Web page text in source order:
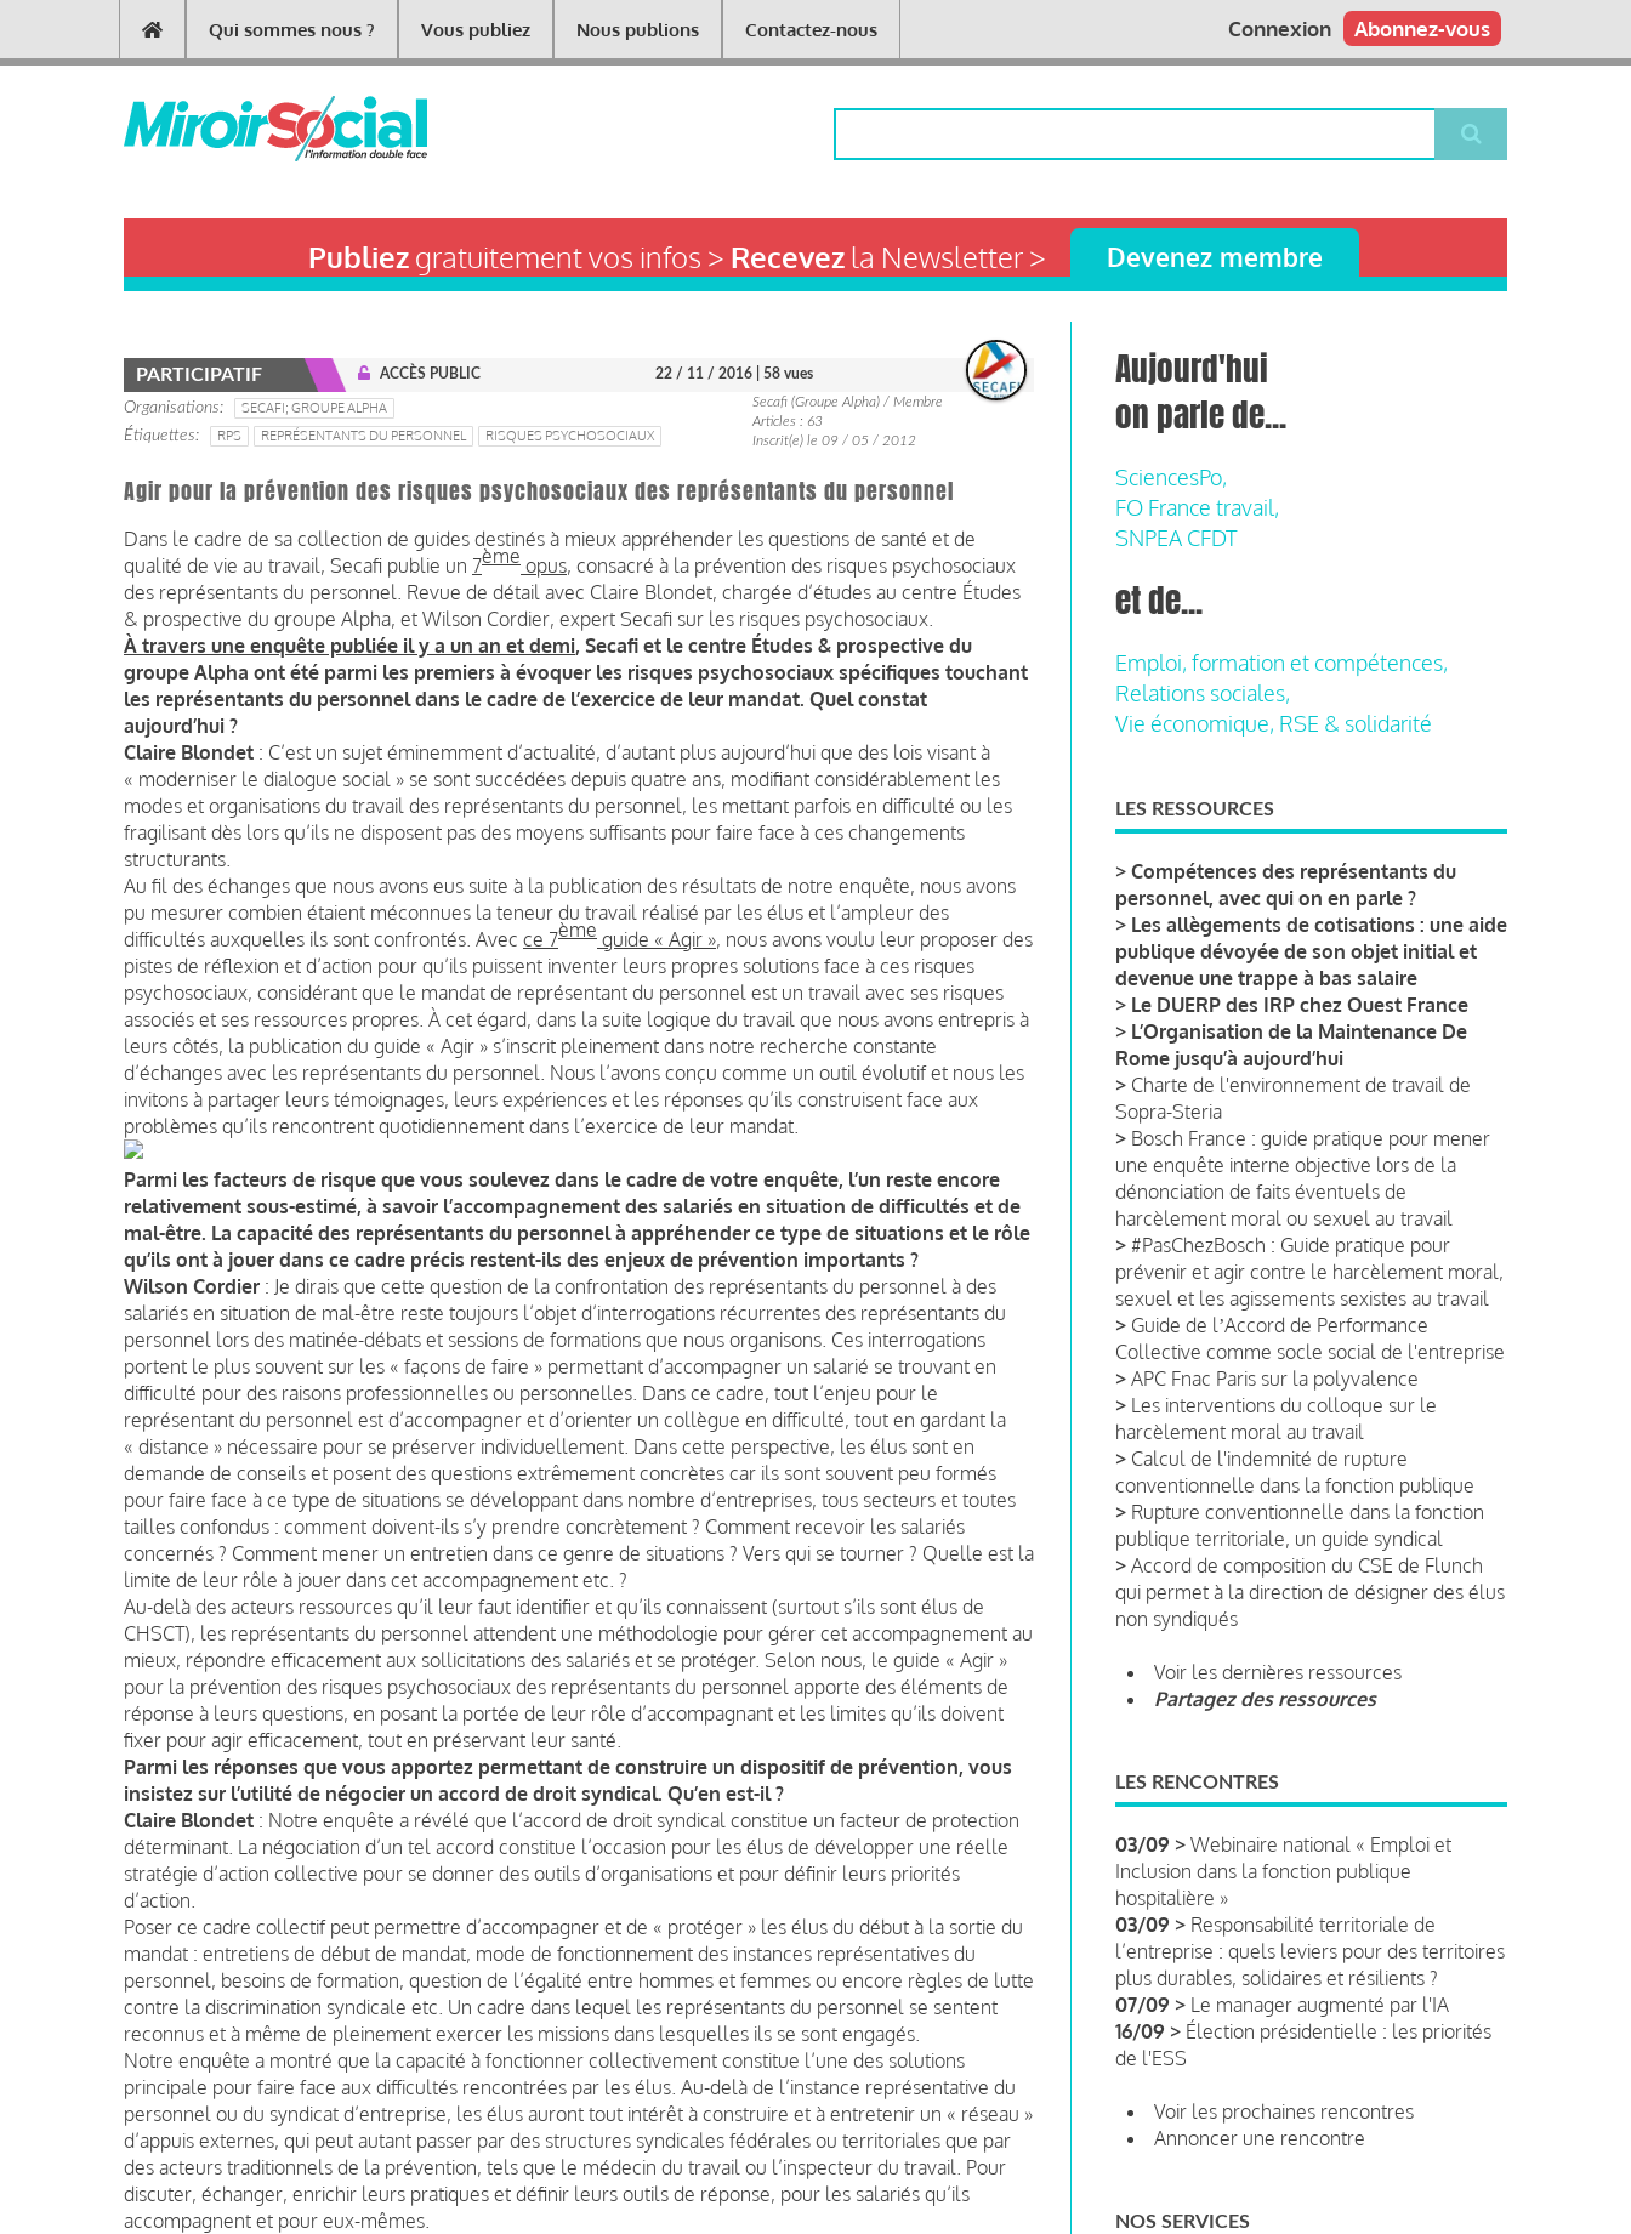
contenu
Main
navigation
Qui sommes nous ? Vous publiez Nous publions Contactez-nous Abonnez-vous
Connexion
Publiezgratuitement vos infos > Recevezla Newsletter > Devenez membre
PARTICIPATIF ACCÈS PUBLIC 22 / 11 / 2016 | 58 vues
Organisations
SECAFI; GROUPE ALPHA
Étiquettes
RPS REPRÉSENTANTS DU PERSONNEL RISQUES PSYCHOSOCIAUX
Secafi (Groupe Alpha) / Membre
Articles : 63
Inscrit(e) le 09 / 05 / 2012
Agir pour la prévention des risques psychosociaux des représentants du personnel
Dans le cadre de sa collection de guides destinés à mieux appréhender les questions de santé et de
qualité de vie au travail, Secafi publie un 7ème opus, consacré à la prévention des risques psychosociaux
des représentants du personnel. Revue de détail avec Claire Blondet, chargée d’études au centre Études
& prospective du groupe Alpha, et Wilson Cordier, expert Secafi sur les risques psychosociaux.
À travers une enquête publiée il y a un an et demi, Secafi et le centre Études & prospective du
groupe Alpha ont été parmi les premiers à évoquer les risques psychosociaux spécifiques touchant
les représentants du personnel dans le cadre de l’exercice de leur mandat. Quel constat
aujourd’hui ?
Claire Blondet : C’est un sujet éminemment d’actualité, d’autant plus aujourd’hui que des lois visant à
« moderniser le dialogue social » se sont succédées depuis quatre ans, modifiant considérablement les
modes et organisations du travail des représentants du personnel, les mettant parfois en difficulté ou les
fragilisant dès lors qu’ils ne disposent pas des moyens suffisants pour faire face à ces changements
structurants.
Au fil des échanges que nous avons eus suite à la publication des résultats de notre enquête, nous avons
pu mesurer combien étaient méconnues la teneur du travail réalisé par les élus et l’ampleur des
difficultés auxquelles ils sont confrontés. Avec ce 7ème guide « Agir », nous avons voulu leur proposer des
pistes de réflexion et d’action pour qu’ils puissent inventer leurs propres solutions face à ces risques
psychosociaux, considérant que le mandat de représentant du personnel est un travail avec ses risques
associés et ses ressources propres. À cet égard, dans la suite logique du travail que nous avons entrepris à
leurs côtés, la publication du guide « Agir » s’inscrit pleinement dans notre recherche constante
d’échanges avec les représentants du personnel. Nous l’avons conçu comme un outil évolutif et nous les
invitons à partager leurs témoignages, leurs expériences et les réponses qu’ils construisent face aux
problèmes qu’ils rencontrent quotidiennement dans l’exercice de leur mandat.
Parmi les facteurs de risque que vous soulevez dans le cadre de votre enquête, l’un reste encore
relativement sous-estimé, à savoir l’accompagnement des salariés en situation de difficultés et de
mal-être. La capacité des représentants du personnel à appréhender ce type de situations et le rôle
qu’ils ont à jouer dans ce cadre précis restent-ils des enjeux de prévention importants ?
Wilson Cordier : Je dirais que cette question de la confrontation des représentants du personnel à des
salariés en situation de mal-être reste toujours l’objet d’interrogations récurrentes des représentants du
personnel lors des matinée-débats et sessions de formations que nous organisons. Ces interrogations
portent le plus souvent sur les « façons de faire » permettant d’accompagner un salarié se trouvant en
difficulté pour des raisons professionnelles ou personnelles. Dans ce cadre, tout l’enjeu pour le
représentant du personnel est d’accompagner et d’orienter un collègue en difficulté, tout en gardant la
« distance » nécessaire pour se préserver individuellement. Dans cette perspective, les élus sont en
demande de conseils et posent des questions extrêmement concrètes car ils sont souvent peu formés
pour faire face à ce type de situations se développant dans nombre d’entreprises, tous secteurs et toutes
tailles confondus : comment doivent-ils s’y prendre concrètement ? Comment recevoir les salariés
concernés ? Comment mener un entretien dans ce genre de situations ? Vers qui se tourner ? Quelle est la
limite de leur rôle à jouer dans cet accompagnement etc. ?
Au-delà des acteurs ressources qu’il leur faut identifier et qu’ils connaissent (surtout s’ils sont élus de
CHSCT), les représentants du personnel attendent une méthodologie pour gérer cet accompagnement au
mieux, répondre efficacement aux sollicitations des salariés et se protéger. Selon nous, le guide « Agir »
pour la prévention des risques psychosociaux des représentants du personnel apporte des éléments de
réponse à leurs questions, en posant la portée de leur rôle d’accompagnant et les limites qu’ils doivent
fixer pour agir efficacement, tout en préservant leur santé.
Parmi les réponses que vous apportez permettant de construire un dispositif de prévention, vous
insistez sur l’utilité de négocier un accord de droit syndical. Qu’en est-il ?
Claire Blondet : Notre enquête a révélé que l’accord de droit syndical constitue un facteur de protection
déterminant. La négociation d’un tel accord constitue l’occasion pour les élus de développer une réelle
stratégie d’action collective pour se donner des outils d’organisations et pour définir leurs priorités
d’action.
Poser ce cadre collectif peut permettre d’accompagner et de « protéger » les élus du début à la sortie du
mandat : entretiens de début de mandat, mode de fonctionnement des instances représentatives du
personnel, besoins de formation, question de l’égalité entre hommes et femmes ou encore règles de lutte
contre la discrimination syndicale etc. Un cadre dans lequel les représentants du personnel se sentent
reconnus et à même de pleinement exercer les missions dans lesquelles ils se sont engagés.
Notre enquête a montré que la capacité à fonctionner collectivement constitue l’une des solutions
principale pour faire face aux difficultés rencontrées par les élus. Au-delà de l’instance représentative du
personnel ou du syndicat d’entreprise, les élus auront tout intérêt à construire et à entretenir un « réseau »
d’appuis externes, qui peut autant passer par des structures syndicales fédérales ou territoriales que par
des acteurs traditionnels de la prévention, tels que le médecin du travail ou l’inspecteur du travail. Pour
discuter, échanger, enrichir leurs pratiques et définir leurs outils de réponse, pour les salariés qu’ils
accompagnent et pour eux-mêmes.
Aujourd'hui
on parle de...
SciencesPo,
FO France travail,
SNPEA CFDT
et de...
Emploi, formation et compétences,
Relations sociales,
Vie économique, RSE & solidarité
LES RESSOURCES
> Compétences des représentants du
personnel, avec qui on en parle ?
> Les allègements de cotisations : une aide
publique dévoyée de son objet initial et
devenue une trappe à bas salaire
> Le DUERP des IRP chez Ouest France
> L’Organisation de la Maintenance De
Rome jusqu’à aujourd’hui
> Charte de l'environnement de travail de
Sopra-Steria
> Bosch France : guide pratique pour mener
une enquête interne objective lors de la
dénonciation de faits éventuels de
harcèlement moral ou sexuel au travail
> #PasChezBosch : Guide pratique pour
prévenir et agir contre le harcèlement moral,
sexuel et les agissements sexistes au travail
> Guide de lʼAccord de Performance
Collective comme socle social de l'entreprise
> APC Fnac Paris sur la polyvalence
> Les interventions du colloque sur le
harcèlement moral au travail
> Calcul de l'indemnité de rupture
conventionnelle dans la fonction publique
> Rupture conventionnelle dans la fonction
publique territoriale, un guide syndical
> Accord de composition du CSE de Flunch
qui permet à la direction de désigner des élus
non syndiqués
Voir les dernières ressources
Partagez des ressources
LES RENCONTRES
03/09 > Webinaire national « Emploi et
Inclusion dans la fonction publique
hospitalière »
03/09 > Responsabilité territoriale de
l’entreprise : quels leviers pour des territoires
plus durables, solidaires et résilients ?
07/09 > Le manager augmenté par l'IA
16/09 > Élection présidentielle : les priorités
de l'ESS
Voir les prochaines rencontres
Annoncer une rencontre
NOS SERVICES